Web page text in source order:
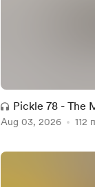
Pickle 78 - The
Aug 03, 2026 112